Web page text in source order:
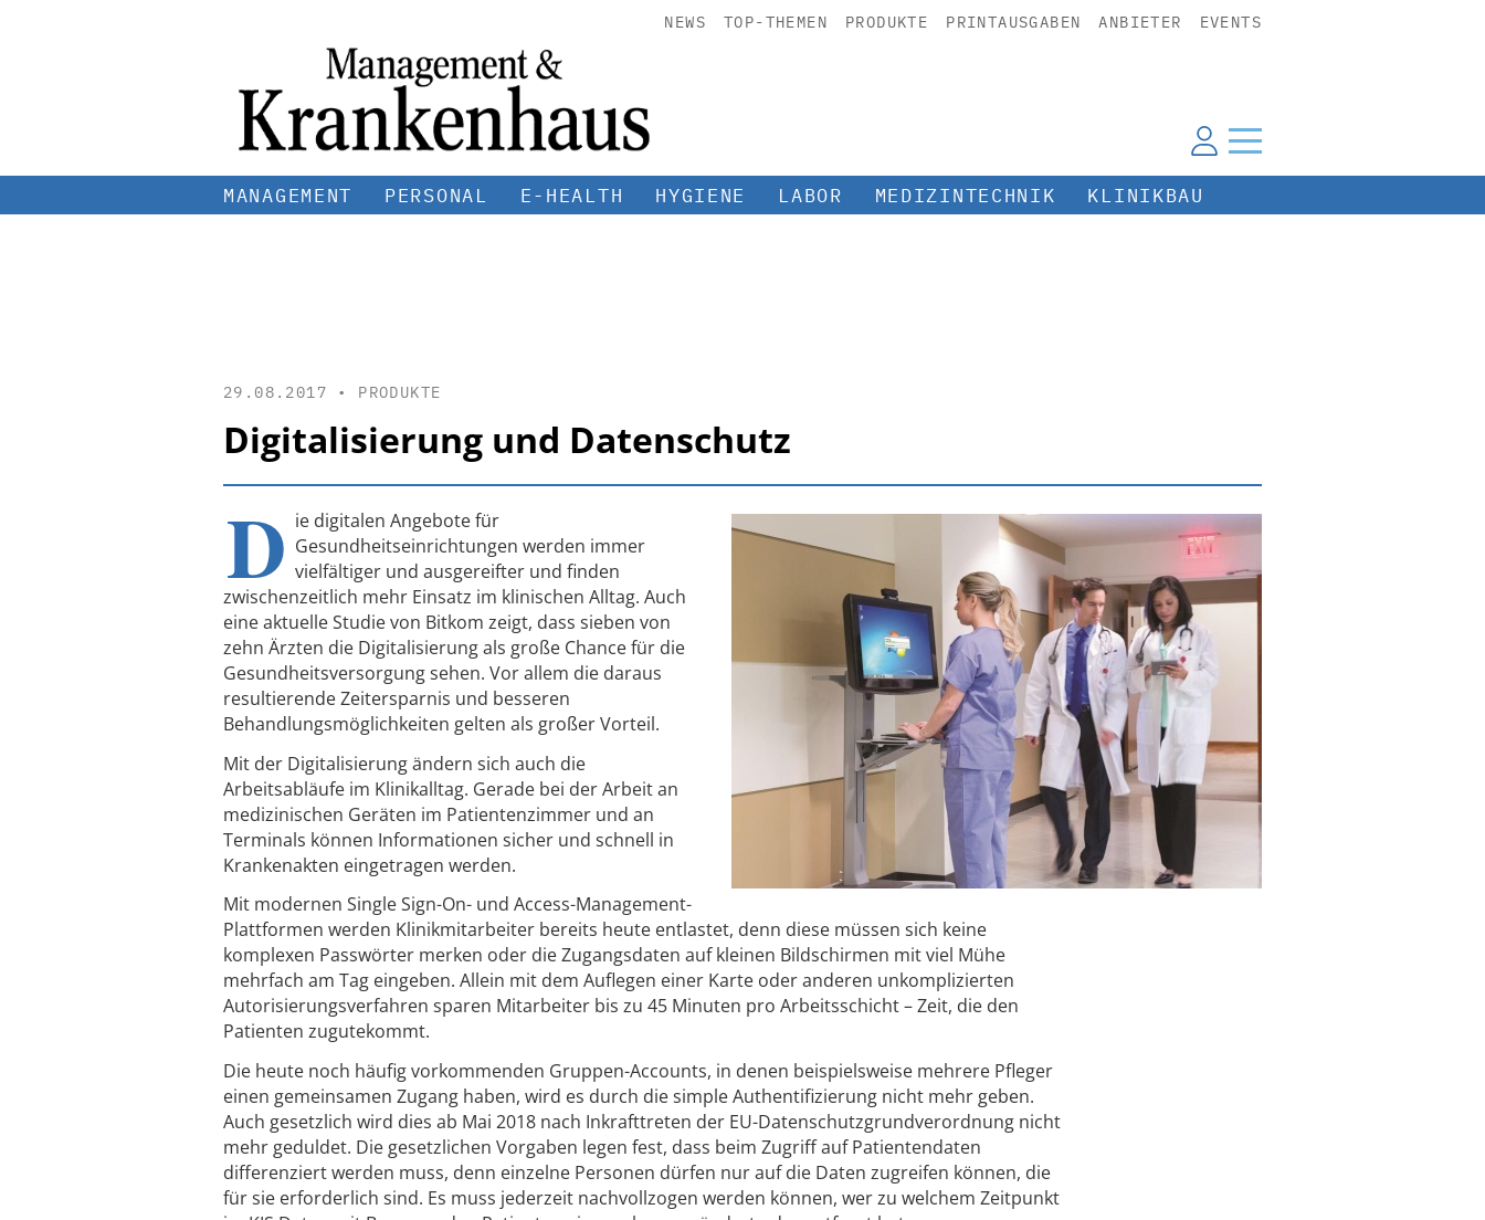
NEWS TOP-THEMEN PRODUKTE PRINTAUSGABEN ANBIETER EVENTS
MANAGEMENT PERSONAL E-HEALTH HYGIENE LABOR MEDIZINTECHNIK KLINIKBAU
29.08.2017 • PRODUKTE
Digitalisierung und Datenschutz
D ie digitalen Angebote für
Gesundheitseinrichtungen werden immer
vielfältiger und ausgereifter und finden
zwischenzeitlich mehr Einsatz im klinischen Alltag. Auch
eine aktuelle Studie von Bitkom zeigt, dass sieben von
zehn Ärzten die Digitalisierung als große Chance für die
Gesundheitsversorgung sehen. Vor allem die daraus
resultierende Zeitersparnis und besseren
Behandlungsmöglichkeiten gelten als großer Vorteil.
Mit der Digitalisierung ändern sich auch die
Arbeitsabläufe im Klinikalltag. Gerade bei der Arbeit an
medizinischen Geräten im Patientenzimmer und an
Terminals können Informationen sicher und schnell in
Krankenakten eingetragen werden.
Mit modernen Single Sign-On- und Access-Management-
Plattformen werden Klinikmitarbeiter bereits heute entlastet, denn diese müssen sich keine
komplexen Passwörter merken oder die Zugangsdaten auf kleinen Bildschirmen mit viel Mühe
mehrfach am Tag eingeben. Allein mit dem Auflegen einer Karte oder anderen unkomplizierten
Autorisierungsverfahren sparen Mitarbeiter bis zu 45 Minuten pro Arbeitsschicht – Zeit, die den
Patienten zugutekommt.
Die heute noch häufig vorkommenden Gruppen-Accounts, in denen beispielsweise mehrere Pfleger
einen gemeinsamen Zugang haben, wird es durch die simple Authentifizierung nicht mehr geben.
Auch gesetzlich wird dies ab Mai 2018 nach Inkrafttreten der EU-Datenschutzgrundverordnung nicht
mehr geduldet. Die gesetzlichen Vorgaben legen fest, dass beim Zugriff auf Patientendaten
differenziert werden muss, denn einzelne Personen dürfen nur auf die Daten zugreifen können, die
für sie erforderlich sind. Es muss jederzeit nachvollzogen werden können, wer zu welchem Zeitpunkt